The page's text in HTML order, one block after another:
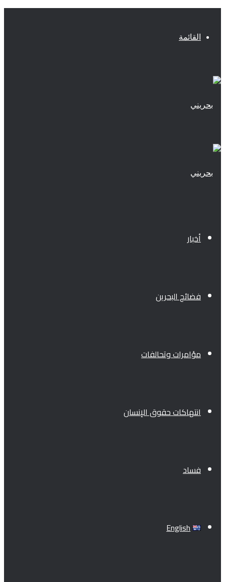
القائمة
أخبار
فضائح البحرين
مؤامرات وتحالفات
انتهاكات حقوق الإنسان
فساد
English